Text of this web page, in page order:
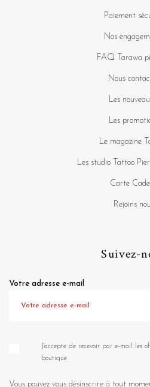
Paiement
Nos
FAQ Tarawa
Nous
Les
Les
Le magazine
Les studio Tattoo
Carte
Rejoins
Suivez-
Votre adresse e-mail
J'accepte de recevoir par e-mail les
boutique
Vous pouvez vous désinscrire à tout